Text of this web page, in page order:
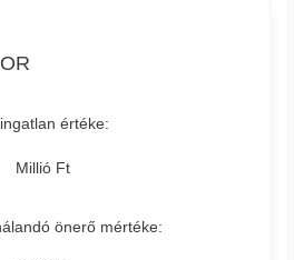
értéke:
Millió Ft
önerő mértéke: